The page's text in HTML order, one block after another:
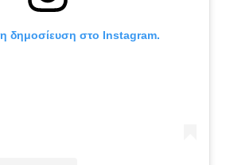
δημοσίευση στο Instagram.